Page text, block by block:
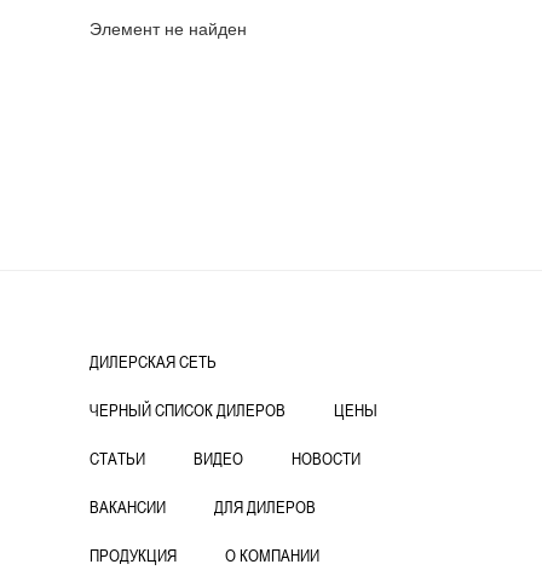
Элемент не найден
ДИЛЕРСКАЯ СЕТЬ
ЧЕРНЫЙ СПИСОК ДИЛЕРОВ ЦЕНЫ
СТАТЬИ ВИДЕО НОВОСТИ
ВАКАНСИИ ДЛЯ ДИЛЕРОВ
ПРОДУКЦИЯ О КОМПАНИИ